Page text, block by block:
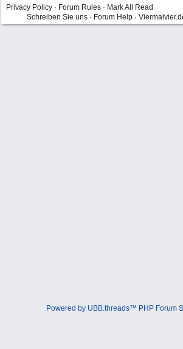
Privacy Policy · Forum Rules · Mark All Read
Schreiben Sie uns · Forum Help ·
Powered by UBB.threads™ PHP Forum